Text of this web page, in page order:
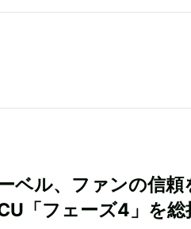
ベル、ファンの信頼
「フェーズ4」を総